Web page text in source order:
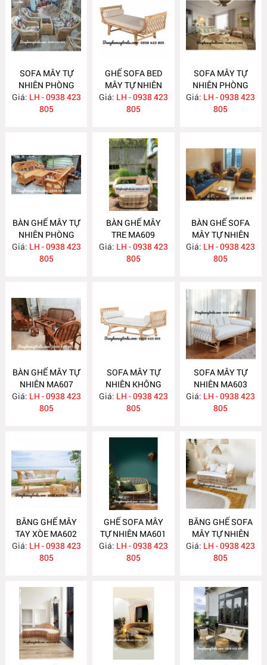
SOFA MÂY TỰ
NHIÊN PHÒNG
KHÁCH MA620
Giá: LH - 0938 423
805
GHẾ SOFA BED
MÂY TỰ NHIÊN
MA615
Giá: LH - 0938 423
805
SOFA MÂY TỰ
NHIÊN PHÒNG
KHÁCH MA612
Giá: LH - 0938 423
805
BÀN GHẾ MÂY TỰ
NHIÊN PHÒNG
KHÁCH MA610
Giá: LH - 0938 423
805
BÀN GHẾ MÂY
TRE MA609
Giá: LH - 0938 423
805
BÀN GHẾ SOFA
MÂY TỰ NHIÊN
PHÒNG KHÁCH
MA608
Giá: LH - 0938 423
805
BÀN GHẾ MÂY TỰ
NHIÊN MA607
Giá: LH - 0938 423
805
SOFA MÂY TỰ
NHIÊN KHÔNG
TỰA MA604
Giá: LH - 0938 423
805
SOFA MÂY TỰ
NHIÊN MA603
Giá: LH - 0938 423
805
BĂNG GHẾ MÂY
TAY XÒE MA602
Giá: LH - 0938 423
805
GHẾ SOFA MÂY
TỰ NHIÊN MA601
Giá: LH - 0938 423
805
BĂNG GHẾ SOFA
MÂY TỰ NHIÊN
MA597
Giá: LH - 0938 423
805